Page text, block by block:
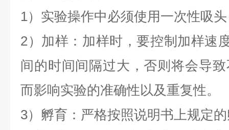
1）实验操作中必须使用一次性吸
2）加样：加样时，要控制加样速
间的时间间隔过大，否则将会导
而影响实验的准确性以及重复性。
3）孵育：严格按照说明书上规定